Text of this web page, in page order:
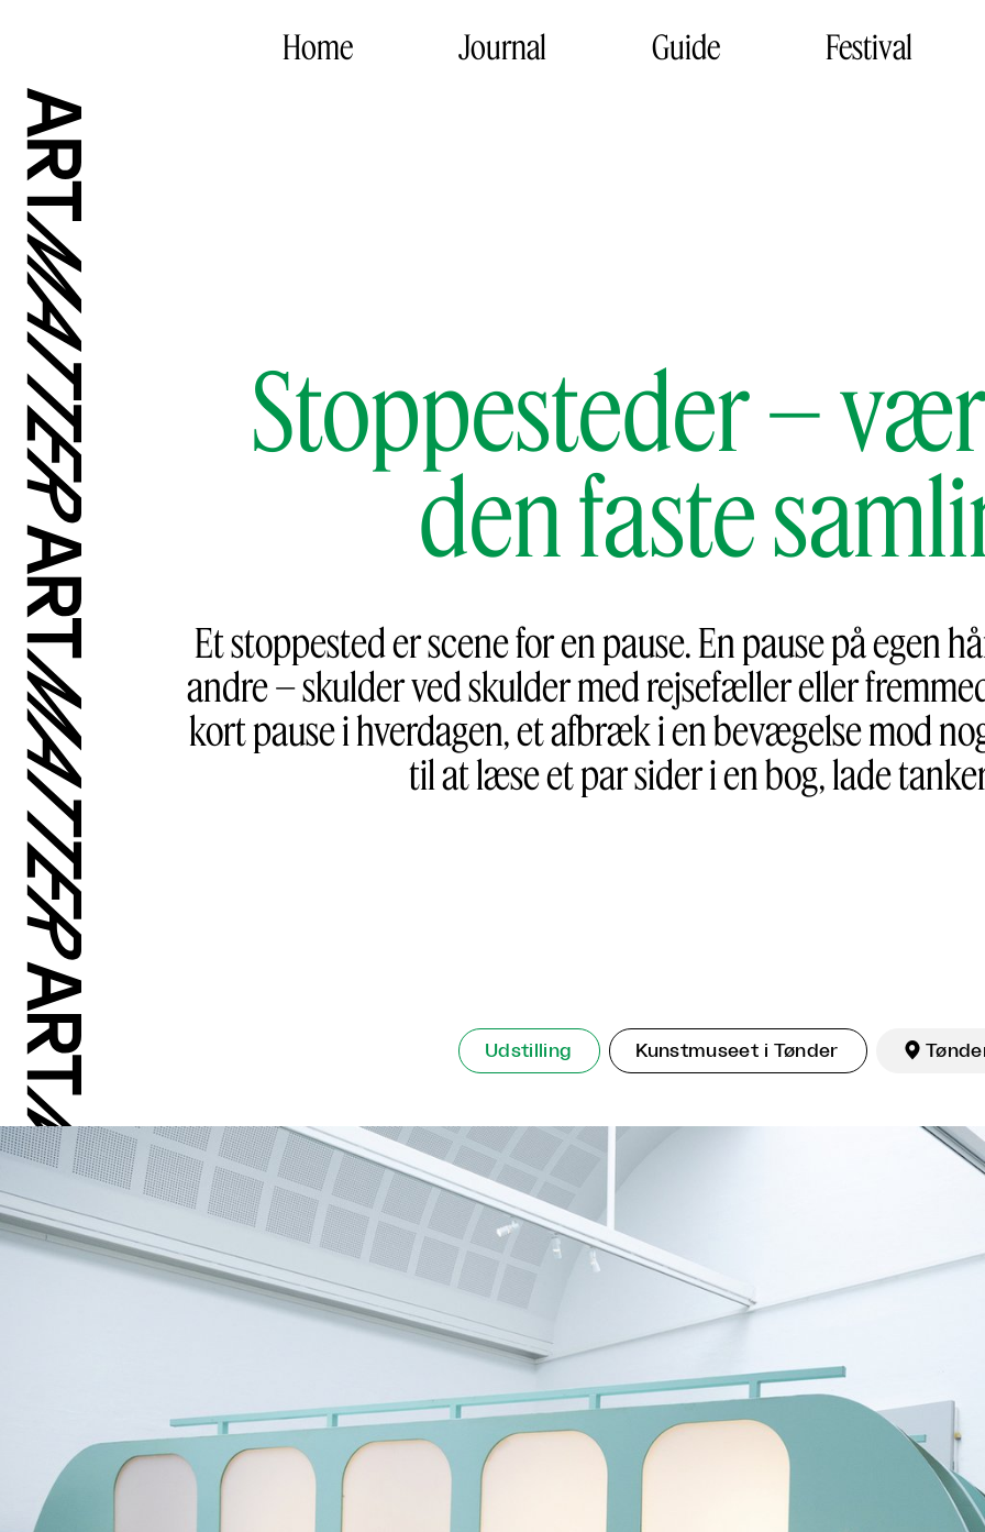
Home Journal Guide Festival
Stoppesteder –
den faste
Et stoppested er scene for en pause. En pause på egen
andre – skulder ved skulder med rejsefæller eller
kort pause i hverdagen, et afbræk i en bevægelse mod
til at læse et par sider i en bog, lade
Udstilling Kunstmuseet i Tønder 